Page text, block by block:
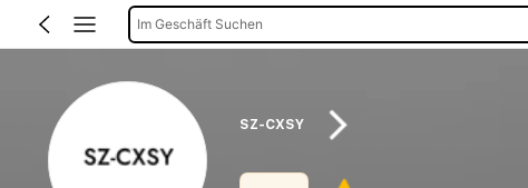
Im Geschäft Suchen
SZ-CXSY